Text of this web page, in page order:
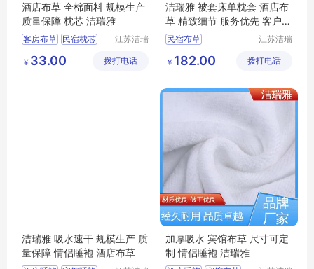
酒店布草 全棉面料 规模生产
质量保障 枕芯 洁瑞雅
客房布草 民宿枕芯
酒店布草 宾馆布草
江苏洁瑞
有限公司
￥ 33.00 拨打电话
洁瑞雅 被套床单枕套 酒店布
草 精致细节 服务优先 客户至
上
民宿布草
酒店布草
酒店床上用品
江苏洁瑞
有限公司
￥ 182.00 拨打电话
洁瑞雅 吸水速干 规模生产 质
量保障 情侣睡袍 酒店布草
加厚吸水 宾馆布草 尺寸可定
制 情侣睡袍 洁瑞雅